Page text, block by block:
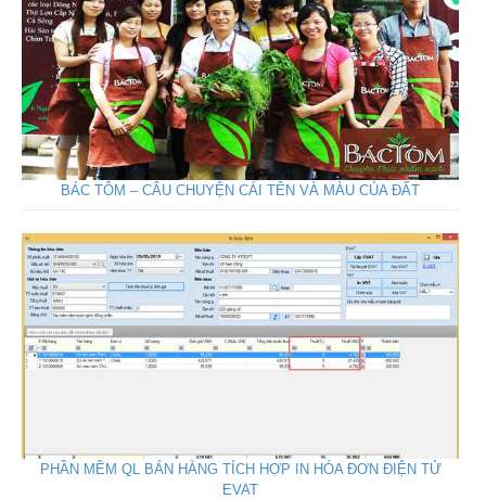
BÁC TÔM – CÂU CHUYỆN CÁI TÊN VÀ MÀU CỦA ĐẤT
PHẦN MỀM QL BÁN HÀNG TÍCH HỢP IN HÓA ĐƠN ĐIỆN TỬ
EVAT